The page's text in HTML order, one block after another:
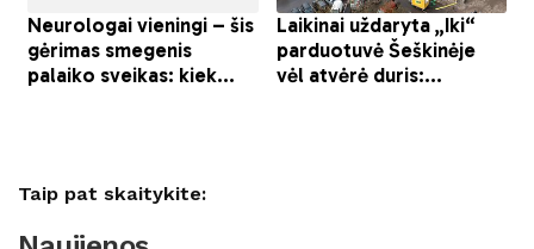
Taip pat skaitykite: